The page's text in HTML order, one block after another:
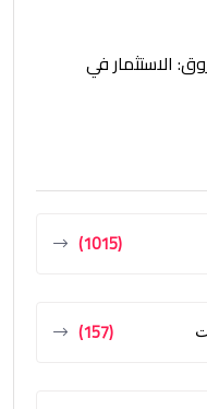
الاستثمار في
(1015)
(157)